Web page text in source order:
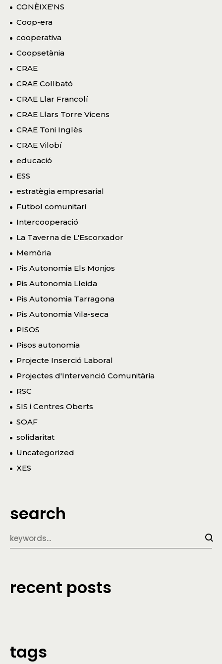
CONÈIXE'NS
Coop-era
cooperativa
Coopsetània
CRAE
CRAE Collbató
CRAE Llar Francolí
CRAE Llars Torre Vicens
CRAE Toni Inglès
CRAE Vilobí
educació
ESS
estratègia empresarial
Futbol comunitari
Intercooperació
La Taverna de L'Escorxador
Memòria
Pis Autonomia Els Monjos
Pis Autonomia Lleida
Pis Autonomia Tarragona
Pis Autonomia Vila-seca
PISOS
Pisos autonomia
Projecte Inserció Laboral
Projectes d'Intervenció Comunitària
RSC
SIS i Centres Oberts
SOAF
solidaritat
Uncategorized
XES
search
recent posts
tags